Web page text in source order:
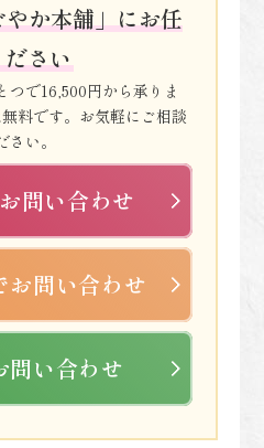
か本舗」にお任
さい
つで16,500円から承りま
料です。お気軽にご相談
さい。
問い合わせ
お問い合わせ
い合わせ